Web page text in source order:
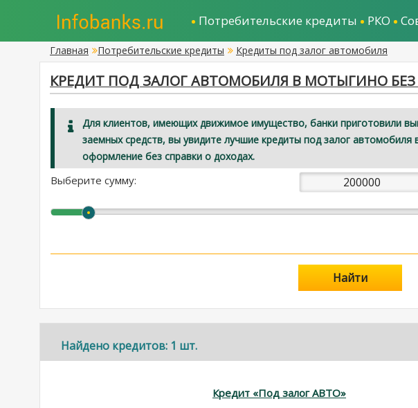
Потребительские кредиты РКО
Главная Потребительские кредиты Кредиты под залог автомобиля
КРЕДИТ ПОД ЗАЛОГ АВТОМОБИЛЯ В МОТЫГИНО
Для клиентов, имеющих движимое имущество, банки приготовили
заемных средств, вы увидите лучшие кредиты под залог
оформление без справки о доходах.
Выберите сумму:
Найти
Найдено кредитов: 1 шт.
Кредит «Под залог АВТО»